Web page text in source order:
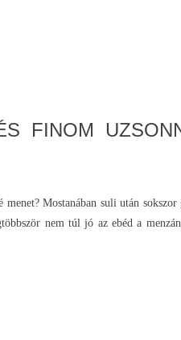
FINOM
Mostanában suli után
nem túl jó az ebéd a